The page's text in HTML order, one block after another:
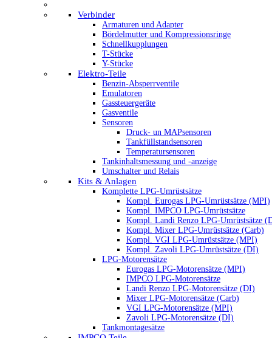
Verbinder
Armaturen und Adapter
Bördelmutter und Kompressionsringe
Schnellkupplungen
T-Stücke
Y-Stücke
Elektro-Teile
Benzin-Absperrventile
Emulatoren
Gassteuergeräte
Gasventile
Sensoren
Druck- un MAPsensoren
Tankfüllstandsensoren
Temperatursensoren
Tankinhaltsmessung und -anzeige
Umschalter und Relais
Kits & Anlagen
Komplette LPG-Umrüstsätze
Kompl. Eurogas LPG-Umrüstsätze (MPI)
Kompl. IMPCO LPG-Umrüstsätze
Kompl. Landi Renzo LPG-Umrüstsätze
Kompl. Mixer LPG-Umrüstsätze (Carb)
Kompl. VGI LPG-Umrüstsätze (MPI)
Kompl. Zavoli LPG-Umrüstsätze (DI)
LPG-Motorensätze
Eurogas LPG-Motorensätze (MPI)
IMPCO LPG-Motorensätze
Landi Renzo LPG-Motorensätze (DI)
Mixer LPG-Motorensätze (Carb)
VGI LPG-Motorensätze (MPI)
Zavoli LPG-Motorensätze (DI)
Tankmontagesätze